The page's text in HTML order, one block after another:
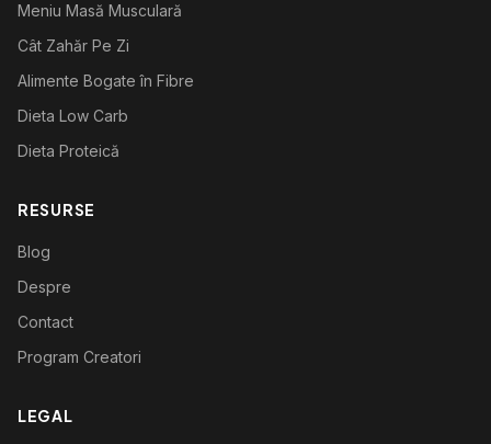
Meniu Masă Musculară
Cât Zahăr Pe Zi
Alimente Bogate în Fibre
Dieta Low Carb
Dieta Proteică
RESURSE
Blog
Despre
Contact
Program Creatori
LEGAL